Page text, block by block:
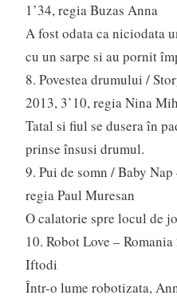
1’34, regia Buzas Anna
A fost odata ca niciodata
cu un sarpe si au pornit
8. Povestea drumului /
2013, 3’10, regia Nina
Tatal si fiul se dusera în
prinse însusi drumul.
9. Pui de somn / Baby
regia Paul Muresan
O calatorie spre locul de
10. Robot Love –
Iftodi
Într-o lume robotizata,